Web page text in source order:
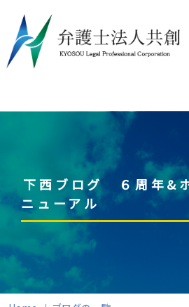
content
下西ブログ ６周年&
ニューアル